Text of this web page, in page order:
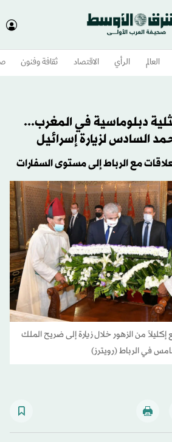
العالم الرأي الاقتصاد ثقافة وفنون
دبلوماسية في المغرب...
السادس لزيارة إسرائيل
مع الرباط إلى مستوى السفارات
إكليلاً من الزهور خلال زيارة إلى ضريح الملك
في الرباط (رويترز)